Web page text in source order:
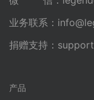
业务联系：
捐赠支持：
产品